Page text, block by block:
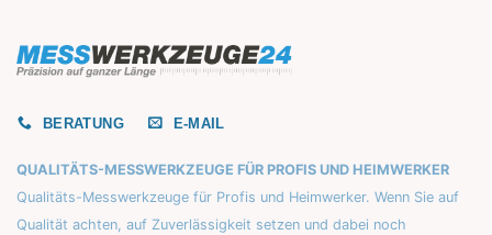
BERATUNG E-MAIL
QUALITÄTS-MESSWERKZEUGE FÜR PROFIS UND HEIMWERKER
Qualitäts-Messwerkzeuge für Profis und Heimwerker. Wenn Sie auf
Qualität achten, auf Zuverlässigkeit setzen und dabei noch